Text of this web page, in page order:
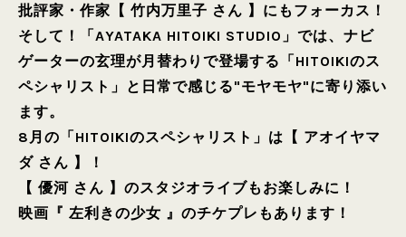
批評家・作家【 竹内万里子 さん 】にもフォーカス！
そして！「AYATAKA HITOIKI STUDIO」では、ナビ
ゲーターの玄理が月替わりで登場する「HITOIKIのス
ペシャリスト」と日常で感じる"モヤモヤ"に寄り添い
ます。
8月の「HITOIKIのスペシャリスト」は【 アオイヤマ
ダ さん 】！
【 優河 さん 】のスタジオライブもお楽しみに！
映画『 左利きの少女 』のチケプレもあります！